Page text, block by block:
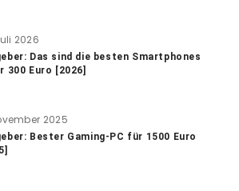
2026
Das sind die besten Smartphones
300 Euro [2026]
2025
Bester Gaming-PC für 1500 Euro